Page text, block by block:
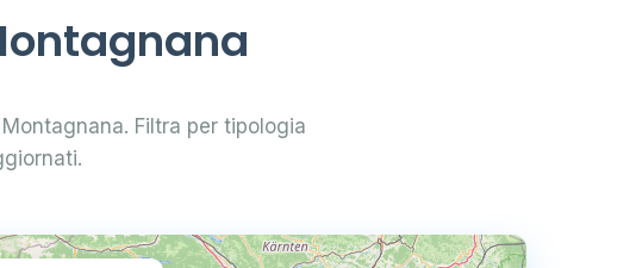
Filtra per tipologia